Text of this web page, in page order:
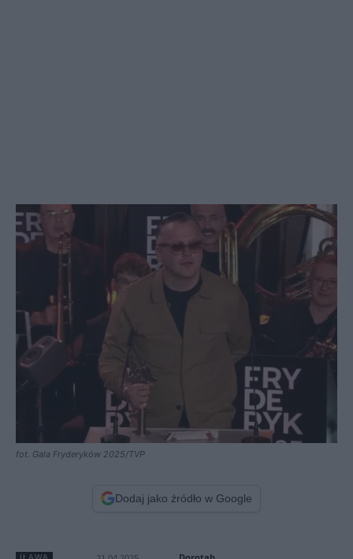
fot. Gala Fryderyków 2025/TVP
Dodaj jako źródło w Google